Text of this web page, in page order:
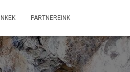
PARTNEREINK